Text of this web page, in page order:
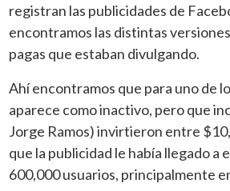
registran las publicidades de
encontramos las distintas
pagas que estaban divulgando.
Ahí encontramos que para uno de
aparece como inactivo, pero que
Jorge Ramos) invirtieron entre
que la publicidad le había llegado a
600,000 usuarios, principalmente